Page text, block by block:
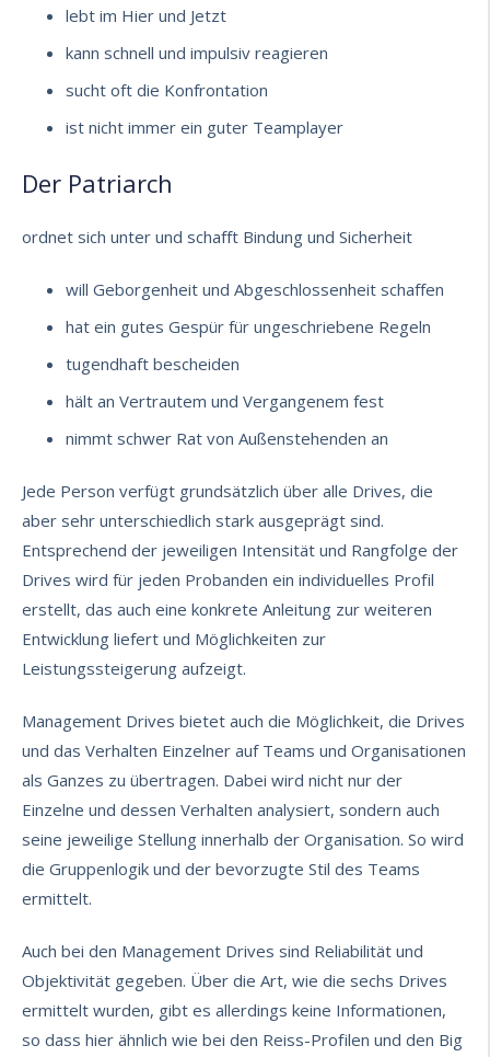
lebt im Hier und Jetzt
kann schnell und impulsiv reagieren
sucht oft die Konfrontation
ist nicht immer ein guter Teamplayer
Der Patriarch
ordnet sich unter und schafft Bindung und Sicherheit
will Geborgenheit und Abgeschlossenheit schaffen
hat ein gutes Gespür für ungeschriebene Regeln
tugendhaft bescheiden
hält an Vertrautem und Vergangenem fest
nimmt schwer Rat von Außenstehenden an
Jede Person verfügt grundsätzlich über alle Drives, die
aber sehr unterschiedlich stark ausgeprägt sind.
Entsprechend der jeweiligen Intensität und Rangfolge der
Drives wird für jeden Probanden ein individuelles Profil
erstellt, das auch eine konkrete Anleitung zur weiteren
Entwicklung liefert und Möglichkeiten zur
Leistungssteigerung aufzeigt.
Management Drives bietet auch die Möglichkeit, die Drives
und das Verhalten Einzelner auf Teams und Organisationen
als Ganzes zu übertragen. Dabei wird nicht nur der
Einzelne und dessen Verhalten analysiert, sondern auch
seine jeweilige Stellung innerhalb der Organisation. So wird
die Gruppenlogik und der bevorzugte Stil des Teams
ermittelt.
Auch bei den Management Drives sind Reliabilität und
Objektivität gegeben. Über die Art, wie die sechs Drives
ermittelt wurden, gibt es allerdings keine Informationen,
so dass hier ähnlich wie bei den Reiss-Profilen und den Big